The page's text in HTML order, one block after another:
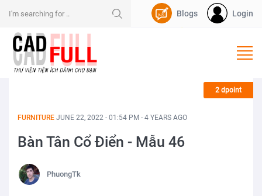
Login
Blogs
FURNITURE JUNE 22, 2022 - 01:54 PM - 4 YEARS AGO
Bàn Tân Cổ Điển - Mẫu 46
PhuongTk
2 dpoint